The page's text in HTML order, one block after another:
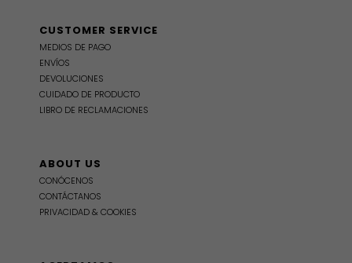
CUSTOMER SERVICE
MEDIOS DE PAGO
ENVÍOS
DEVOLUCIONES
CUIDADO DE PRODUCTO
LIBRO DE RECLAMACIONES
ABOUT US
CONÓCENOS
CONTÁCTANOS
PRIVACIDAD & COOKIES